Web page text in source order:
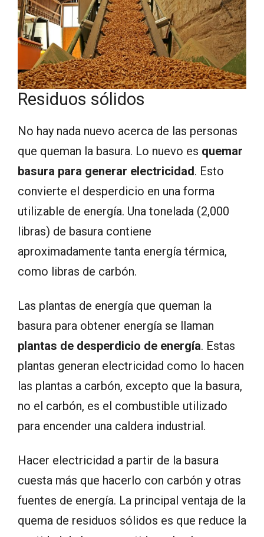
Residuos sólidos
No hay nada nuevo acerca de las personas
que queman la basura. Lo nuevo es quemar
basura para generar electricidad. Esto
convierte el desperdicio en una forma
utilizable de energía. Una tonelada (2,000
libras) de basura contiene
aproximadamente tanta energía térmica,
como libras de carbón.
Las plantas de energía que queman la
basura para obtener energía se llaman
plantas de desperdicio de energía. Estas
plantas generan electricidad como lo hacen
las plantas a carbón, excepto que la basura,
no el carbón, es el combustible utilizado
para encender una caldera industrial.
Hacer electricidad a partir de la basura
cuesta más que hacerlo con carbón y otras
fuentes de energía. La principal ventaja de la
quema de residuos sólidos es que reduce la